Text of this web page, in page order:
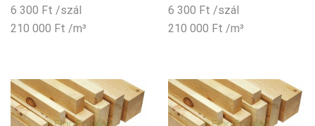
6 300 Ft /szál
210 000 Ft /m³
6 300 Ft /szál
210 000 Ft /m³